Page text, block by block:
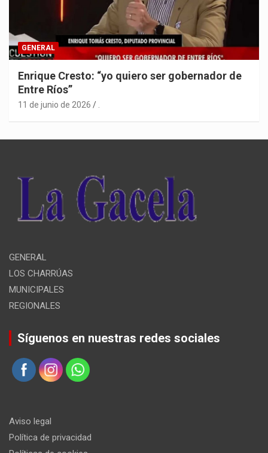
GENERAL
Enrique Cresto: “yo quiero ser gobernador de
Entre Ríos”
11 de junio de 2026
GENERAL
LOS CHARRÚAS
MUNICIPALES
REGIONALES
Síguenos en nuestras redes sociales
Aviso legal
Política de privacidad